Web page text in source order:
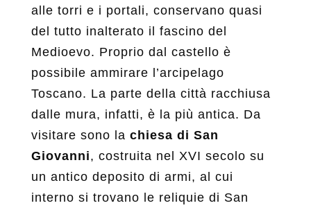
alle torri e i portali, conservano quasi
del tutto inalterato il fascino del
Medioevo. Proprio dal castello è
possibile ammirare l’arcipelago
Toscano. La parte della città racchiusa
dalle mura, infatti, è la più antica. Da
visitare sono la chiesa di San
Giovanni, costruita nel XVI secolo su
un antico deposito di armi, al cui
interno si trovano le reliquie di San